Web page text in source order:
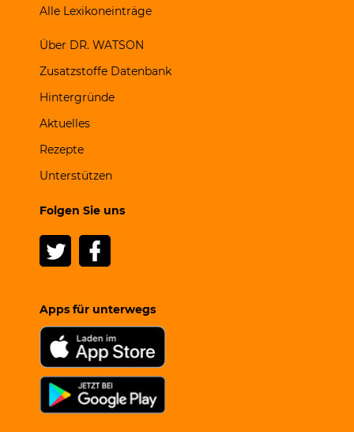
Alle Lexikoneinträge
Über DR. WATSON
Zusatzstoffe Datenbank
Hintergründe
Aktuelles
Rezepte
Unterstützen
Folgen Sie uns
Apps für unterwegs